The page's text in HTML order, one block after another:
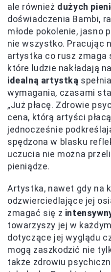
ale również dużych
doświadczenia Bambi,
młode pokolenie, jasno
nie wszystko. Pracując
artystka co rusz zmaga
które ludzie nakładają
idealną artystką
wymagania, czasami
„Już płacę. Zdrowie
cena, którą artyści
jednocześnie
spędzona w blasku
uczucia nie można
pieniądze.
Artystka, nawet gdy na
odzwierciedlające jej
zmagać się z
towarzyszy jej w
dotyczące jej wyglądu
mogą zaszkodzić nie
także zdrowiu